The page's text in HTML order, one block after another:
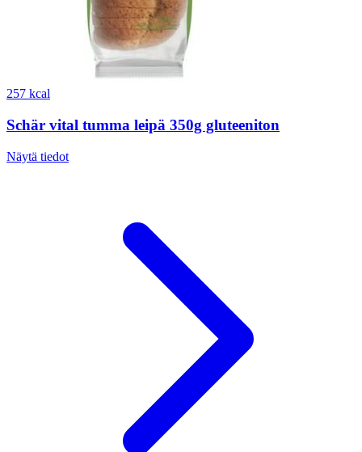
257 kcal
Schär vital tumma leipä 350g gluteeniton
Näytä tiedot